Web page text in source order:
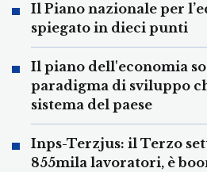
Il Piano nazionale per
spiegato in dieci punti
Il piano dell'economia
paradigma di sviluppo
sistema del paese
Inps-Terzjus: il Terzo
855mila lavoratori, è